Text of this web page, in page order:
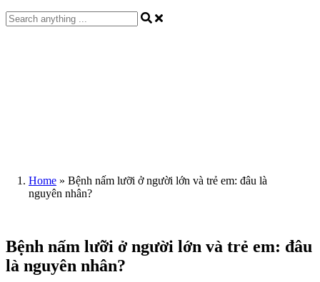
Home » Bệnh nấm lưỡi ở người lớn và trẻ em: đâu là
nguyên nhân?
Bệnh nấm lưỡi ở người lớn và trẻ em: đâu
là nguyên nhân?